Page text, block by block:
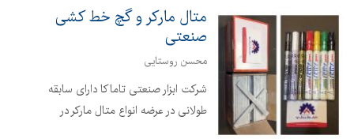
متال مارکر و گچ خط کشی
صنعتی
محسن روستایی
شرکت ابزار صنعتی تاماکا دارای سابقه
طولانی در عرضه انواع متال مارکر در